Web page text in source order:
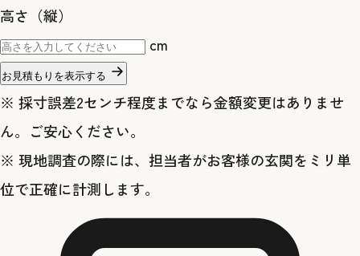
高さ（縦）
cm
お見積もりを表示する
※ 採寸誤差2センチ程度までなら金額変更はありませ
ん。ご安心ください。
※ 現地調査の際には、担当者がお客様の玄関をミリ単
位で正確に計測します。